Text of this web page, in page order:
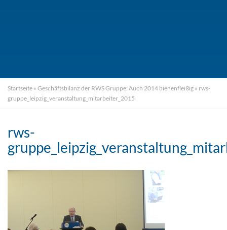
Startseite » Geschäftsbilanz der RWS Gruppe: Auch 2014 bienenfleißig » rws-
gruppe_leipzig_veranstaltung_mitarbeiter_2015
rws-